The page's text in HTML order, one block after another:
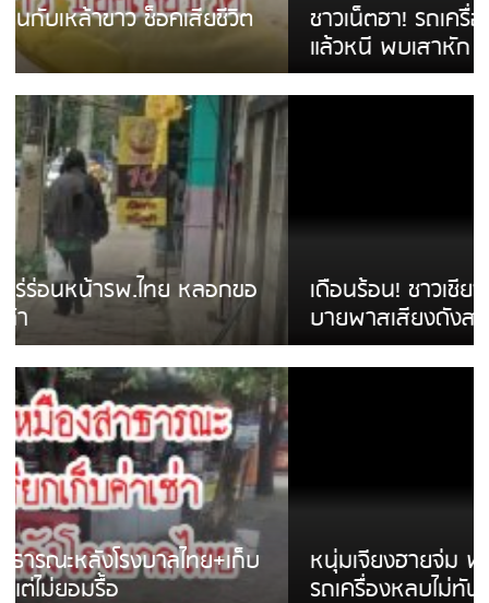
ชาวเน็ตฮา! รถเครื่องแม่สายชนป้ายร้านโลงศพ
แล้วหนี พบเสาหัก เบรคหัก หวิดได้ใช้บริการ
เดือนร้อน! ชาวเชียงรายบ่นรถ Isuzu สีขาวซิ่ง
บายพาสเสียงดังสร้างความรำคาญ
หนุ่มเจียงฮายจ่ม พบถังน้ำดื่มตกกลางถนน
รถเครื่องหลบไม่ทันล้มบาดเจ็บ